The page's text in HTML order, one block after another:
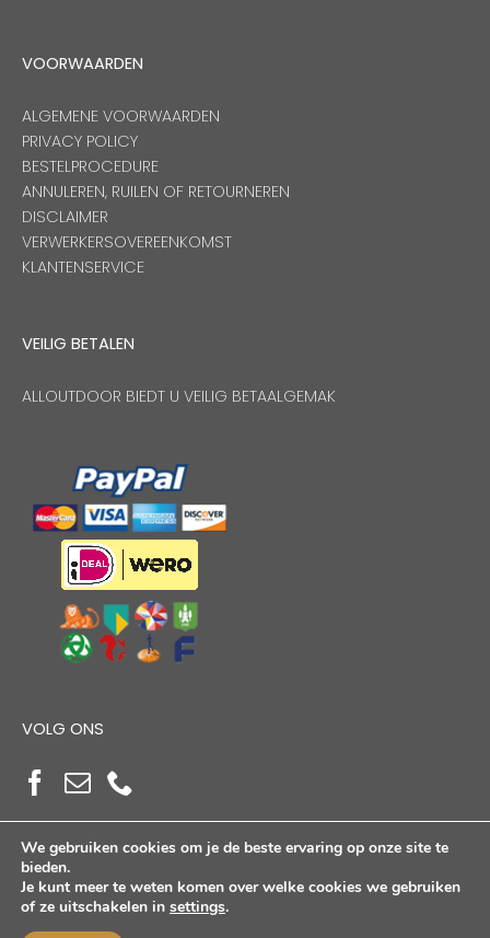
VOORWAARDEN
ALGEMENE VOORWAARDEN
PRIVACY POLICY
BESTELPROCEDURE
ANNULEREN, RUILEN OF RETOURNEREN
DISCLAIMER
VERWERKERSOVEREENKOMST
KLANTENSERVICE
VEILIG BETALEN
ALLOUTDOOR BIEDT U VEILIG BETAALGEMAK
VOLG ONS
Copyright Alloutdoorshop © 2026. Alle Rechten
We gebruiken cookies om je de beste ervaring op onze site te
bieden.
Je kunt meer te weten komen over welke cookies we gebruiken
of ze uitschakelen in settings.